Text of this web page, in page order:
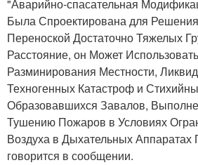
"Аварийно-спасательная
Была Спроектирована для
Переноской Достаточно Тяжелых
Расстояние, он Может
Разминирования Местности,
Техногенных Катастроф и
Образовавшихся Завалов,
Тушению Пожаров в Условиях
Воздуха в Дыхательных
говорится в сообщении.